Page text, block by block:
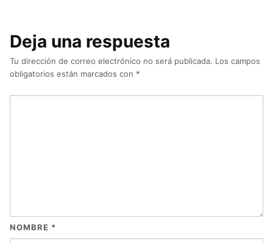
Deja una respuesta
Tu dirección de correo electrónico no será publicada. Los campos
obligatorios están marcados con *
NOMBRE *